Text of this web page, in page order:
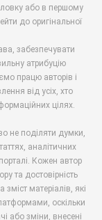
або в першому
до оригінальної
забезпечувати
атрибуцію
працю авторів і
від усіх, хто
цілях.
не поділяти думки,
аналітичних
Кожен автор
та достовірність
матеріалів, які
оскільки
або зміни, внесені